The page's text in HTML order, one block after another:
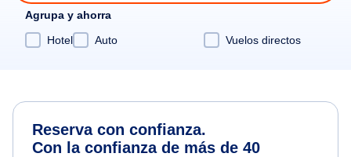
Agrupa y ahorra
Hotel
Auto Vuelos directos
Reserva con confianza.
Con la confianza de más de 40